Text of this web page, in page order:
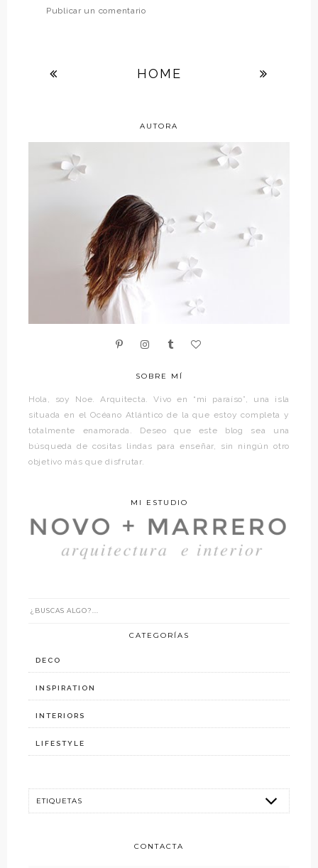
Publicar un comentario
HOME
AUTORA
SOBRE MÍ
Hola, soy Noe. Arquitecta. Vivo en “mi paraíso”, una isla
situada en el Océano Atlántico de la que estoy completa y
totalmente enamorada. Deseo que este blog sea una
búsqueda de cositas lindas para enseñar, sin ningún otro
objetivo más que disfrutar.
MI ESTUDIO
CATEGORÍAS
DECO
INSPIRATION
INTERIORS
LIFESTYLE
CONTACTA